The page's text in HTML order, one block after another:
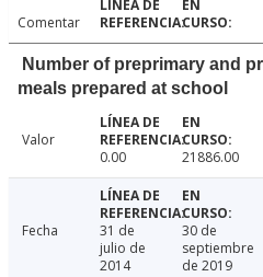
Comentar
Number of preprimary and
meals prepared at school
Valor
0.00
21886.00
Fecha
31 de
julio de
2014
30 de
septiembre
de 2019